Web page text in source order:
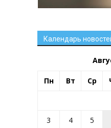
Календарь
Пн Вт Ср
3
4 5